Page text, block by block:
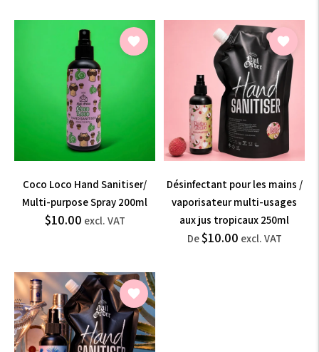
VAT
VAT
Coco Loco Hand Sanitiser/
Multi-purpose Spray 200ml
Prix
$10.00 excl. VAT$12.00
Désinfectant pour les mains /
vaporisateur multi-usages
aux jus tropicaux 250ml
Prix
De$10.00 excl. VAT$12.00